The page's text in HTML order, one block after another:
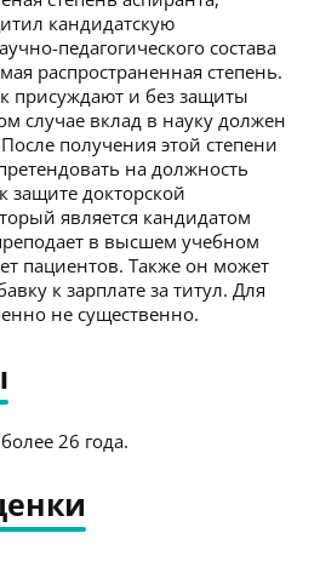
кандидатскую
педагогического состава
распространенная степень.
присуждают и без защиты
случае вклад в науку должен
получения этой степени
на должность
защите докторской
является кандидатом
в высшем учебном
пациентов. Также он может
к зарплате за титул. Для
не существенно.
26 года.